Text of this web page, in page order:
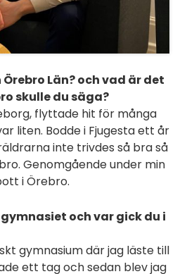
Län? och vad är det
skulle du säga?
flyttade hit för många
liten. Bodde i Fjugesta ett år
inte trivdes så bra så
Genomgående under min
i Örebro.
och var gick du i
gymnasium där jag läste till
ett tag och sedan blev jag